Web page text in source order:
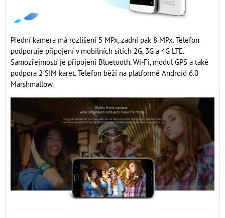
Přední kamera má rozlišení 5 MPx, zadní pak 8 MPx. Telefon
podporuje připojení v mobilních sítích 2G, 3G a 4G LTE.
Samozřejmostí je připojení Bluetooth, Wi-Fi, modul GPS a také
podpora 2 SIM karet. Telefon běží na platformě Android 6.0
Marshmallow.